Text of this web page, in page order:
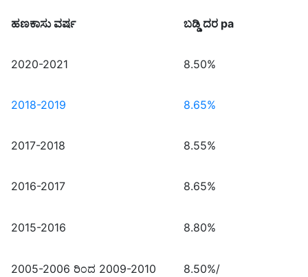
ಹಣಕಾಸು ವರ್ಷ ಬಡ್ಡಿ ದರ pa
2020-2021 8.50%
2018-2019 8.65%
2017-2018 8.55%
2016-2017 8.65%
2015-2016 8.80%
2005-2006 ರಿಂದ 2009-2010 8.50%/